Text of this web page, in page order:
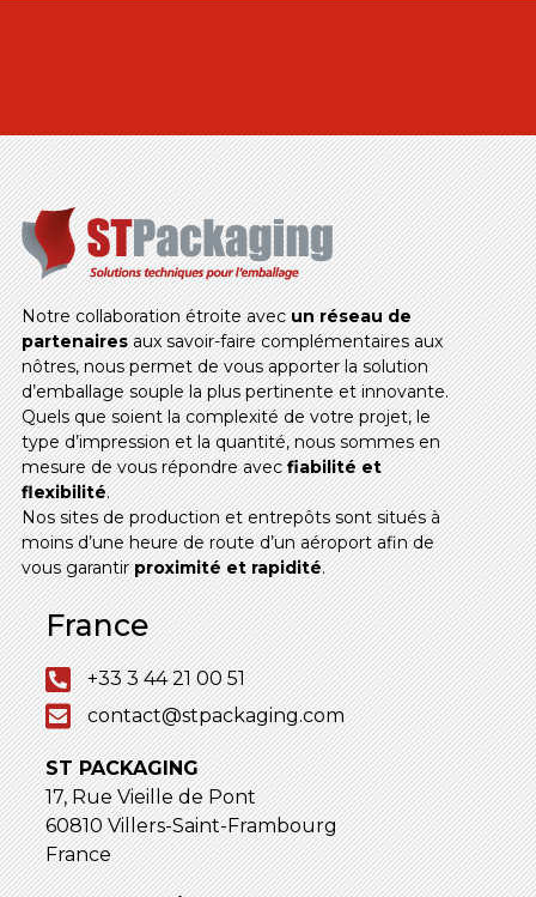
Notre collaboration étroite avecun réseau de
partenairesaux savoir-faire complémentaires aux
nôtres, nous permet de vous apporter la solution
d’emballage souple la plus pertinente et innovante.
Quels que soient la complexité de votre projet, le
type d’impression et la quantité, nous sommes en
mesure de vous répondre avecfiabilité et
flexibilité.
Nos sites de production et entrepôts sont situés à
moins d’une heure de route d’un aéroport afin de
vous garantirproximité et rapidité.
France
+33 3 44 21 00 51
contact@stpackaging.com
ST PACKAGING
17, Rue Vieille de Pont
60810 Villers-Saint-Frambourg
France